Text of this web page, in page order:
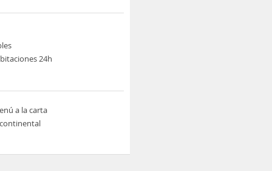
24h
a la carta